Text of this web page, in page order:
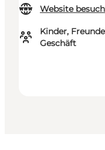
Website
Kinder,
Geschäft